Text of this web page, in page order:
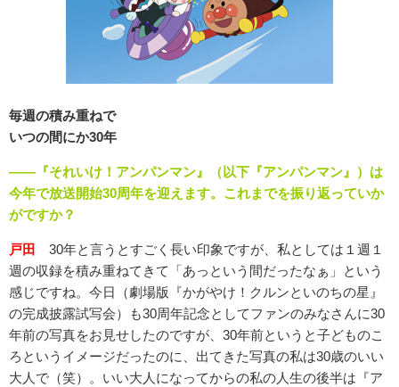
毎週の積み重ねで
いつの間にか30年
――『それいけ！アンパンマン』（以下『アンパンマン』）は
今年で放送開始30周年を迎えます。これまでを振り返っていか
がですか？
戸田
30年と言うとすごく長い印象ですが、私としては１週１
週の収録を積み重ねてきて「あっという間だったなぁ」という
感じですね。今日（劇場版『かがやけ！クルンといのちの星』
の完成披露試写会）も30周年記念としてファンのみなさんに30
年前の写真をお見せしたのですが、30年前というと子どものこ
ろというイメージだったのに、出てきた写真の私は30歳のいい
大人で（笑）。いい大人になってからの私の人生の後半は『ア